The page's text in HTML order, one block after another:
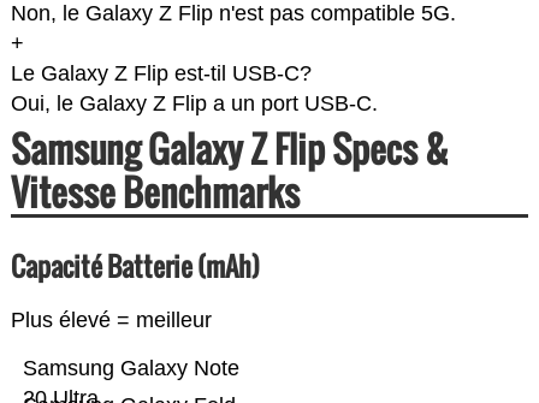
Non, le Galaxy Z Flip n'est pas compatible 5G.
+
Le Galaxy Z Flip est-til USB-C?
Oui, le Galaxy Z Flip a un port USB-C.
Samsung Galaxy Z Flip Specs &
Vitesse Benchmarks
Capacité Batterie (mAh)
Plus élevé = meilleur
Samsung Galaxy Note